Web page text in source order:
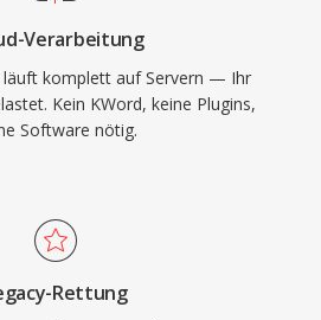
Verarbeitung
läuft komplett auf Servern — Ihr
Kein KWord, keine Plugins,
Software nötig.
Rettung